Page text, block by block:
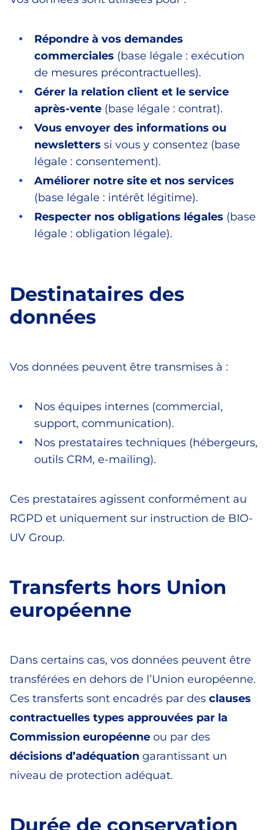
Répondre à vos demandes
commerciales (base légale : exécution
de mesures précontractuelles).
Gérer la relation client et le service
après-vente (base légale : contrat).
Vous envoyer des informations ou
newsletters si vous y consentez (base
légale : consentement).
Améliorer notre site et nos services
(base légale : intérêt légitime).
Respecter nos obligations légales (base
légale : obligation légale).
Destinataires des
données
Vos données peuvent être transmises à :
Nos équipes internes (commercial,
support, communication).
Nos prestataires techniques (hébergeurs,
outils CRM, e-mailing).
Ces prestataires agissent conformément au
RGPD et uniquement sur instruction de BIO-
UV Group.
Transferts hors Union
européenne
Dans certains cas, vos données peuvent être
transférées en dehors de l’Union européenne.
Ces transferts sont encadrés par des clauses
contractuelles types approuvées par la
Commission européenne ou par des
décisions d’adéquation garantissant un
niveau de protection adéquat.
Durée de conservation